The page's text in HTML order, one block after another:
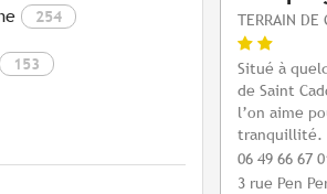
254
153
TERRAIN DE
Situé à
de Saint
l’on aime
tranquillité.
06 49 66 67
3 rue Pen